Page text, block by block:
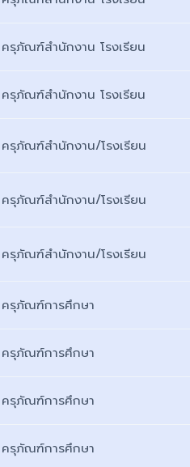
ครุภัณฑ์สำนักงาน โรงเรียน
ครุภัณฑ์สำนักงาน โรงเรียน
ครุภัณฑ์สำนักงาน/โรงเรียน
ครุภัณฑ์สำนักงาน/โรงเรียน
ครุภัณฑ์สำนักงาน/โรงเรียน
ครุภัณฑ์การศึกษา
ครุภัณฑ์การศึกษา
ครุภัณฑ์การศึกษา
ครุภัณฑ์การศึกษา